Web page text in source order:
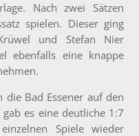
Nach zwei Sätzen
spielen. Dieser ging
und Stefan Nier
ebenfalls eine knappe
die Bad Essener auf den
gab es eine deutliche 1:7
Spiele wieder